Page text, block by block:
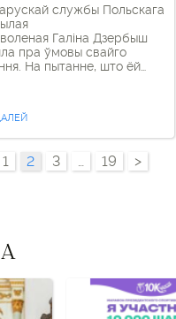
службы Польскага
Галіна Дзербыш
пра ўмовы свайго
На пытанне, што ёй
галаву ўверх і
Гэта мне дапамагала.
ўсіх сваіх родных, якія ўжо
каб дапамагалі мне з таго
1 2 3 … 19 >